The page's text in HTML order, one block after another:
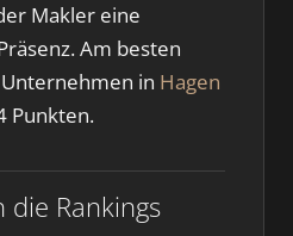
Makler eine
Am besten
in Hagen
Punkten.
die Rankings